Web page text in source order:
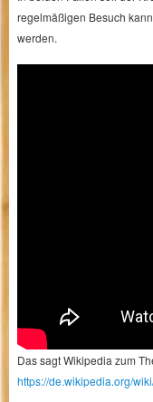
regelmäßigen Besuch
werden.
Das sagt Wikipedia zum
https://de.wikipedia.org/